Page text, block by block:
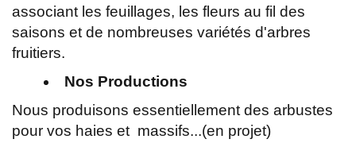
associant les feuillages, les fleurs au fil des
saisons et de nombreuses variétés d'arbres
fruitiers.
Nos Productions
Nous produisons essentiellement des arbustes
pour vos haies et massifs...(en projet)